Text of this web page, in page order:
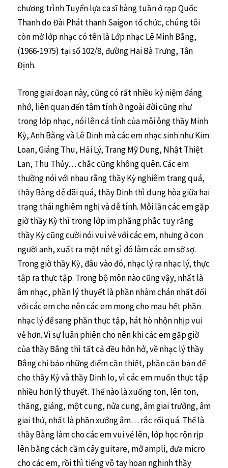
chương trình Tuyển lựa ca sĩ hàng tuần ở rạp Quốc
Thanh do Đài Phát thanh Saigon tổ chức, chúng tôi
còn mở lớp nhạc có tên là Lớp nhạc Lê Minh Bằng,
(1966-1975) tại số 102/8, đường Hai Bà Trưng, Tân
Định.
Trong giai đoạn này, cũng có rất nhiều kỷ niệm đáng
nhớ, liên quan đến tâm tính ở ngoài đời cũng như
trong lớp nhạc, nói lên cá tính của mỗi ông thầy Minh
Kỳ, Anh Bằng và Lê Dinh mà các em nhạc sinh như Kim
Loan, Giáng Thu, Hải Lý, Trang Mỹ Dung, Nhật Thiệt
Lan, Thu Thủy… chắc cũng không quên. Các em
thường nói với nhau rằng thầy Kỳ nghiêm trang quá,
thầy Bằng dễ dãi quá, thầy Dinh thì dung hòa giữa hai
trạng thái nghiêm nghị và dễ tính. Mỗi lần các em gặp
giờ thầy Kỳ thì trong lớp im phăng phắc tuy rằng
thầy Kỳ cũng cười nói vui vẻ với các em, nhưng ở con
người anh, xuất ra một nét gì đó làm các em sờ sợ.
Trong giờ thầy Kỳ, đâu vào đó, nhạc lý ra nhạc lý, thực
tập ra thực tập. Trong bộ môn nào cũng vậy, nhất là
âm nhạc, phần lý thuyết là phần nhàm chán nhất đối
với các em cho nên các em mong cho mau hết phần
nhạc lý để sang phần thực tập, hát hò nhộn nhịp vui
vẻ hơn. Vì sự luân phiên cho nên khi các em gặp giờ
của thầy Bằng thì tất cả đều hớn hở, về nhạc lý thầy
Bằng chỉ bảo những điểm cần thiết, phần căn bản để
cho thầy Kỳ và thầy Dinh lo, vì các em muốn thực tập
nhiều hơn lý thuyết. Thế nào là xuống ton, lên ton,
thăng, giáng, một cung, nửa cung, âm giai trưởng, âm
giai thứ, nhất là phần xướng âm… rắc rối quá. Thế là
thầy Bằng làm cho các em vui vẻ lên, lớp học rộn rịp
lên bằng cách cầm cây guitare, mở ampli, đưa micro
cho các em, rồi thì tiếng vỗ tay hoan nghinh thầy